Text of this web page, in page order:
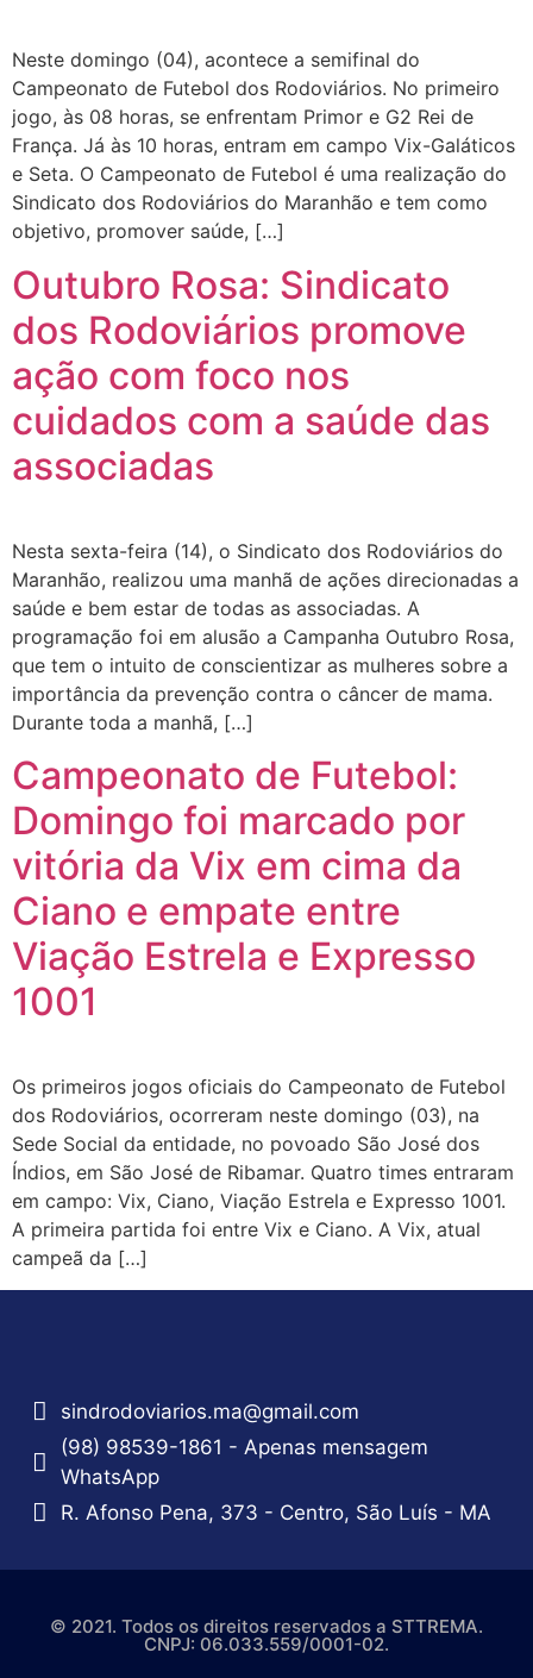
Neste domingo (04), acontece a semifinal do
Campeonato de Futebol dos Rodoviários. No primeiro
jogo, às 08 horas, se enfrentam Primor e G2 Rei de
França. Já às 10 horas, entram em campo Vix-Galáticos
e Seta. O Campeonato de Futebol é uma realização do
Sindicato dos Rodoviários do Maranhão e tem como
objetivo, promover saúde, […]
Outubro Rosa: Sindicato
dos Rodoviários promove
ação com foco nos
cuidados com a saúde das
associadas
Nesta sexta-feira (14), o Sindicato dos Rodoviários do
Maranhão, realizou uma manhã de ações direcionadas a
saúde e bem estar de todas as associadas. A
programação foi em alusão a Campanha Outubro Rosa,
que tem o intuito de conscientizar as mulheres sobre a
importância da prevenção contra o câncer de mama.
Durante toda a manhã, […]
Campeonato de Futebol:
Domingo foi marcado por
vitória da Vix em cima da
Ciano e empate entre
Viação Estrela e Expresso
1001
Os primeiros jogos oficiais do Campeonato de Futebol
dos Rodoviários, ocorreram neste domingo (03), na
Sede Social da entidade, no povoado São José dos
Índios, em São José de Ribamar. Quatro times entraram
em campo: Vix, Ciano, Viação Estrela e Expresso 1001.
A primeira partida foi entre Vix e Ciano. A Vix, atual
campeã da […]
sindrodoviarios.ma@gmail.com
(98) 98539-1861 - Apenas mensagem
WhatsApp
R. Afonso Pena, 373 - Centro, São Luís - MA
© 2021. Todos os direitos reservados a STTREMA.
CNPJ: 06.033.559/0001-02.